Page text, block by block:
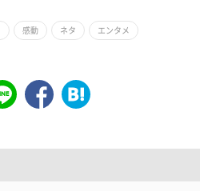
感動 ネタ エンタメ